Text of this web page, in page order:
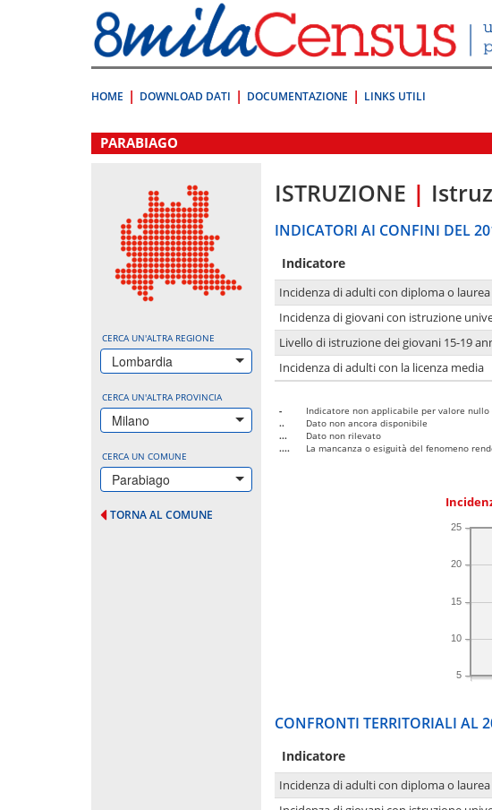
direttamente
a:
Contenuto
HOME DOWNLOAD DATI DOCUMENTAZIONE LINKS UTILI
.
PARABIAGO
CERCA UN'ALTRA REGIONE
Lombardia
CERCA UN'ALTRA PROVINCIA
Milano
CERCA UN COMUNE
Parabiago
TORNA AL COMUNE
ISTRUZIONE |
INDICATORI AI CONFINI DEL
Indicatore
Incidenza di adulti con diploma o laurea
Incidenza di giovani con istruzione
Livello di istruzione dei giovani 15-19
Incidenza di adulti con la licenza media
-
Indicatore non applicabile per valore
..
Dato non ancora disponibile
...
Dato non rilevato
....
La mancanza o esiguità del fenomeno
5
10
15
20
25
CONFRONTI TERRITORIALI AL
Indicatore
Incidenza di adulti con diploma o laurea